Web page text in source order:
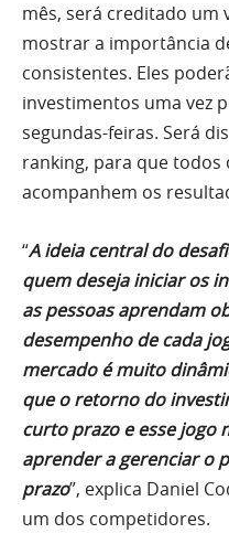
mês, será creditado um
mostrar a importância
consistentes. Eles
investimentos uma vez
segundas-feiras. Será
ranking, para que todos
acompanhem os
“A ideia central do
quem deseja iniciar os
as pessoas aprendam
desempenho de cada
mercado é muito
que o retorno do
curto prazo e esse jogo
aprender a gerenciar o
prazo”, explica Daniel
um dos competidores.